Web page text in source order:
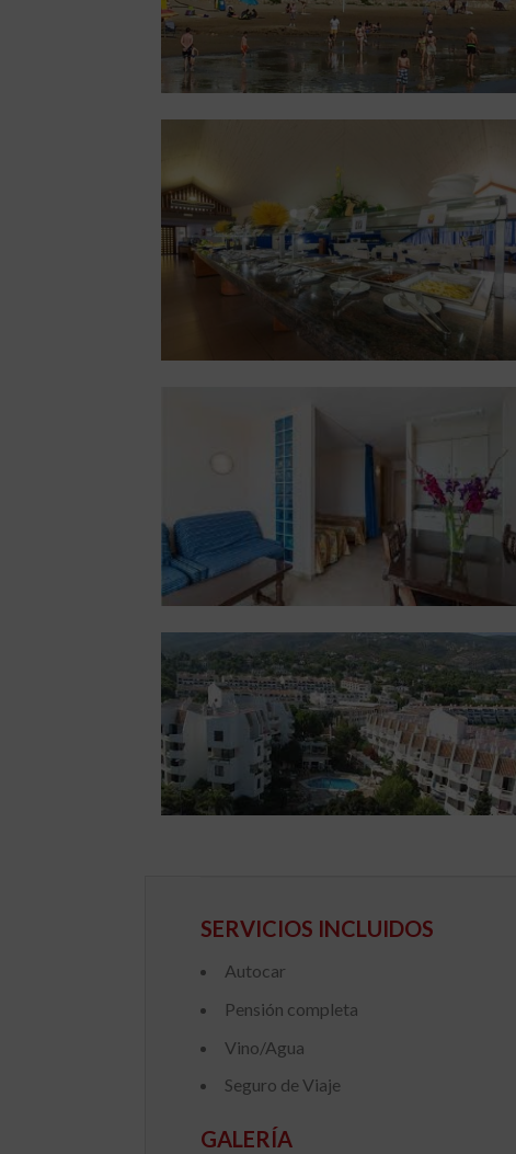
SERVICIOS INCLUIDOS
Autocar
Pensión completa
Vino/Agua
Seguro de Viaje
GALERÍA